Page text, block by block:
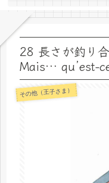
28 長さが釣り
Mais… qu’est-
その他（王子さま）